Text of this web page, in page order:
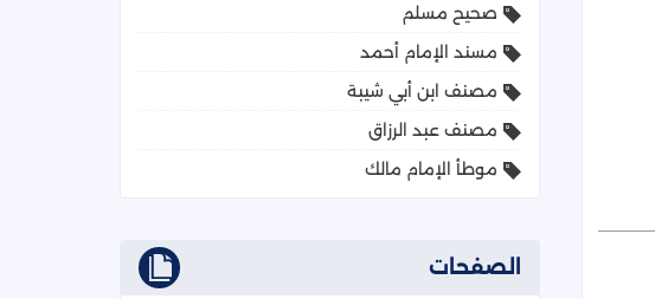
صحيح مسلم
مسند الإمام أحمد
مصنف ابن أبي شيبة
مصنف عبد الرزاق
موطأ الإمام مالك
الصفحات